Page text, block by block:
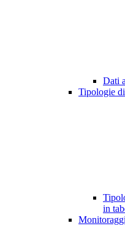
Dati
Tipologie
in